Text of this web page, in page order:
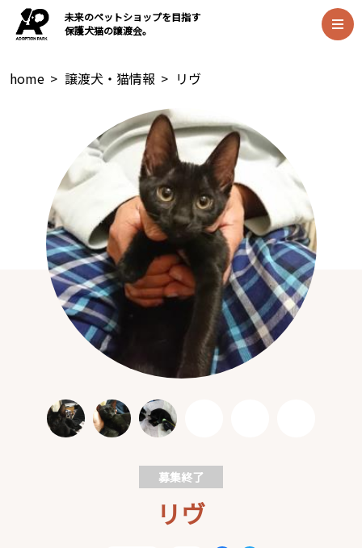
未来のペットショップを目指す
保護犬猫の譲渡会。
home > 譲渡犬・猫情報 > リヴ
募集終了
リヴ